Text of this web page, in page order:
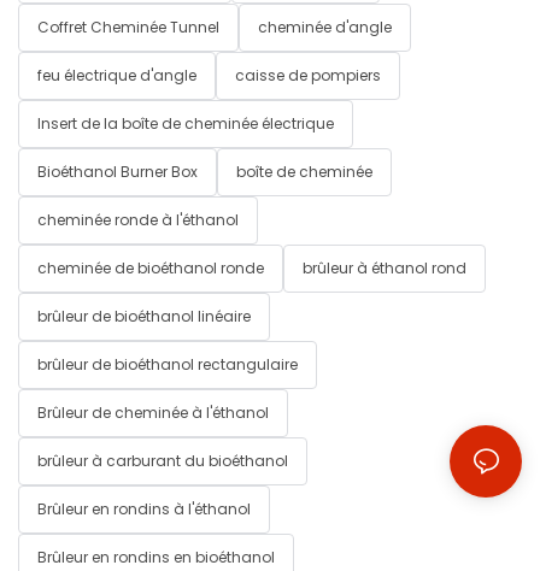
Coffret Cheminée Tunnel cheminée d'angle
feu électrique d'angle caisse de pompiers
Insert de la boîte de cheminée électrique
Bioéthanol Burner Box boîte de cheminée
cheminée ronde à l'éthanol
cheminée de bioéthanol ronde brûleur à éthanol rond
brûleur de bioéthanol linéaire
brûleur de bioéthanol rectangulaire
Brûleur de cheminée à l'éthanol
brûleur à carburant du bioéthanol
Brûleur en rondins à l'éthanol
Brûleur en rondins en bioéthanol